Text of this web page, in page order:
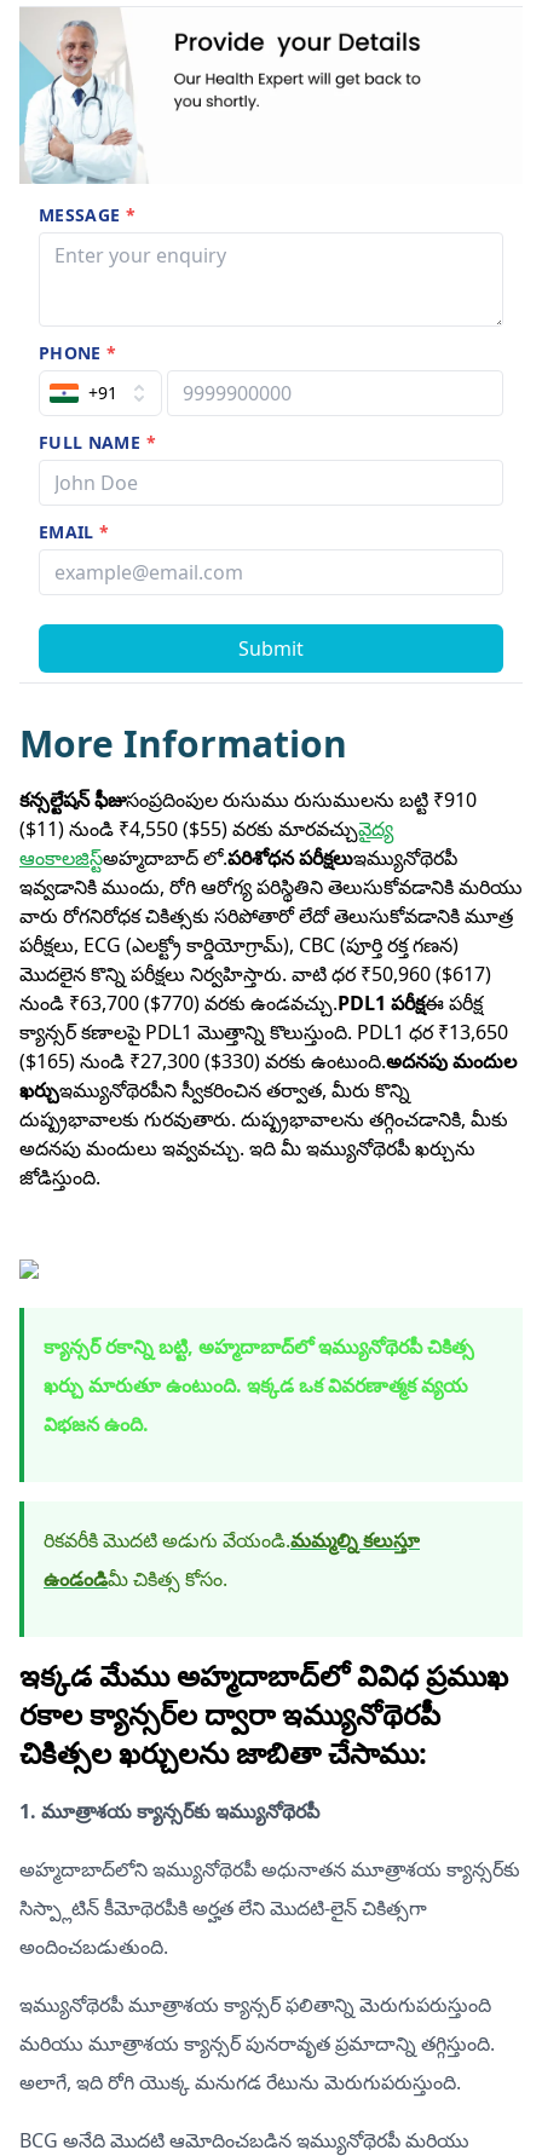
MESSAGE *
PHONE*
+91
FULL NAME *
EMAIL*
Submit
More Information
కన్సల్టేషన్ ఫీజుసంప్రదింపుల రుసుము రుసుములను బట్టి ₹910
($11) నుండి ₹4,550 ($55) వరకు మారవచ్చువైద్య
ఆంకాలజిస్ట్అహ్మదాబాద్ లో.పరిశోధన పరీక్షలుఇమ్యునోథెరపీ
ఇవ్వడానికి ముందు, రోగి ఆరోగ్య పరిస్థితిని తెలుసుకోవడానికి మరియు
వారు రోగనిరోధక చికిత్సకు సరిపోతారో లేదో తెలుసుకోవడానికి మూత్ర
పరీక్షలు, ECG (ఎలక్ట్రో కార్డియోగ్రామ్), CBC (పూర్తి రక్త గణన)
మొదలైన కొన్ని పరీక్షలు నిర్వహిస్తారు. వాటి ధర ₹50,960 ($617)
నుండి ₹63,700 ($770) వరకు ఉండవచ్చు.PDL1 పరీక్షఈ పరీక్ష
క్యాన్సర్ కణాలపై PDL1 మొత్తాన్ని కొలుస్తుంది. PDL1 ధర ₹13,650
($165) నుండి ₹27,300 ($330) వరకు ఉంటుంది.అదనపు మందుల
ఖర్చుఇమ్యునోథెరపీని స్వీకరించిన తర్వాత, మీరు కొన్ని
దుష్ప్రభావాలకు గురవుతారు. దుష్ప్రభావాలను తగ్గించడానికి, మీకు
అదనపు మందులు ఇవ్వవచ్చు. ఇది మీ ఇమ్యునోథెరపీ ఖర్చును
జోడిస్తుంది.
క్యాన్సర్ రకాన్ని బట్టి, అహ్మదాబాద్‌లో ఇమ్యునోథెరపీ చికిత్స
ఖర్చు మారుతూ ఉంటుంది. ఇక్కడ ఒక వివరణాత్మక వ్యయ
విభజన ఉంది.
రికవరీకి మొదటి అడుగు వేయండి.మమ్మల్ని కలుస్తూ
ఉండండిమీ చికిత్స కోసం.
ఇక్కడ మేము అహ్మదాబాద్‌లో వివిధ ప్రముఖ
రకాల క్యాన్సర్‌ల ద్వారా ఇమ్యునోథెరపీ
చికిత్సల ఖర్చులను జాబితా చేసాము:
1. మూత్రాశయ క్యాన్సర్‌కు ఇమ్యునోథెరపీ
అహ్మదాబాద్‌లోని ఇమ్యునోథెరపీ అధునాతన మూత్రాశయ క్యాన్సర్‌కు
సిస్ప్లాటిన్ కీమోథెరపీకి అర్హత లేని మొదటి-లైన్ చికిత్సగా
అందించబడుతుంది.
ఇమ్యునోథెరపీ మూత్రాశయ క్యాన్సర్ ఫలితాన్ని మెరుగుపరుస్తుంది
మరియు మూత్రాశయ క్యాన్సర్ పునరావృత ప్రమాదాన్ని తగ్గిస్తుంది.
అలాగే, ఇది రోగి యొక్క మనుగడ రేటును మెరుగుపరుస్తుంది.
BCG అనేది మొదటి ఆమోదించబడిన ఇమ్యునోథెరపీ మరియు